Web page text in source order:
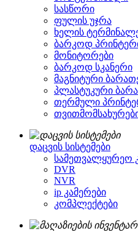
სასწორი
ფულის უჯრა
ხელის
ბარკოდ
მონიტორები
ბარკოდ სკანერი
მაგნიტური
პლასტუკური
თერმული
დაცვის სისტემები
სამეთვალყურეო
DVR
NVR
ip კამერები
კომპლექტები